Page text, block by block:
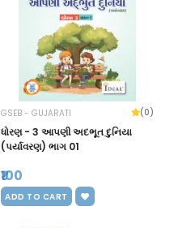
GSEB - GUJARATI (0)
ધોરણ - 3 આપણી અદભૂત દુનિયા
(પર્યાવરણ) ભાગ 01
₹100
ADD TO CART